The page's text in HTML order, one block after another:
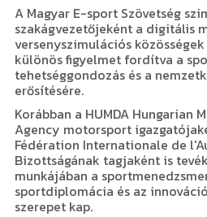
A Magyar E-sport Szövetség
szakágvezetőjeként a digitális
versenyszimulációs
különös figyelmet fordítva a
tehetséggondozás és a
erősítésére.
Korábban a HUMDA Hungarian
Agency motorsport
Fédération Internationale de
Bizottságának tagjaként is
munkájában a
sportdiplomácia és az
szerepet kap.